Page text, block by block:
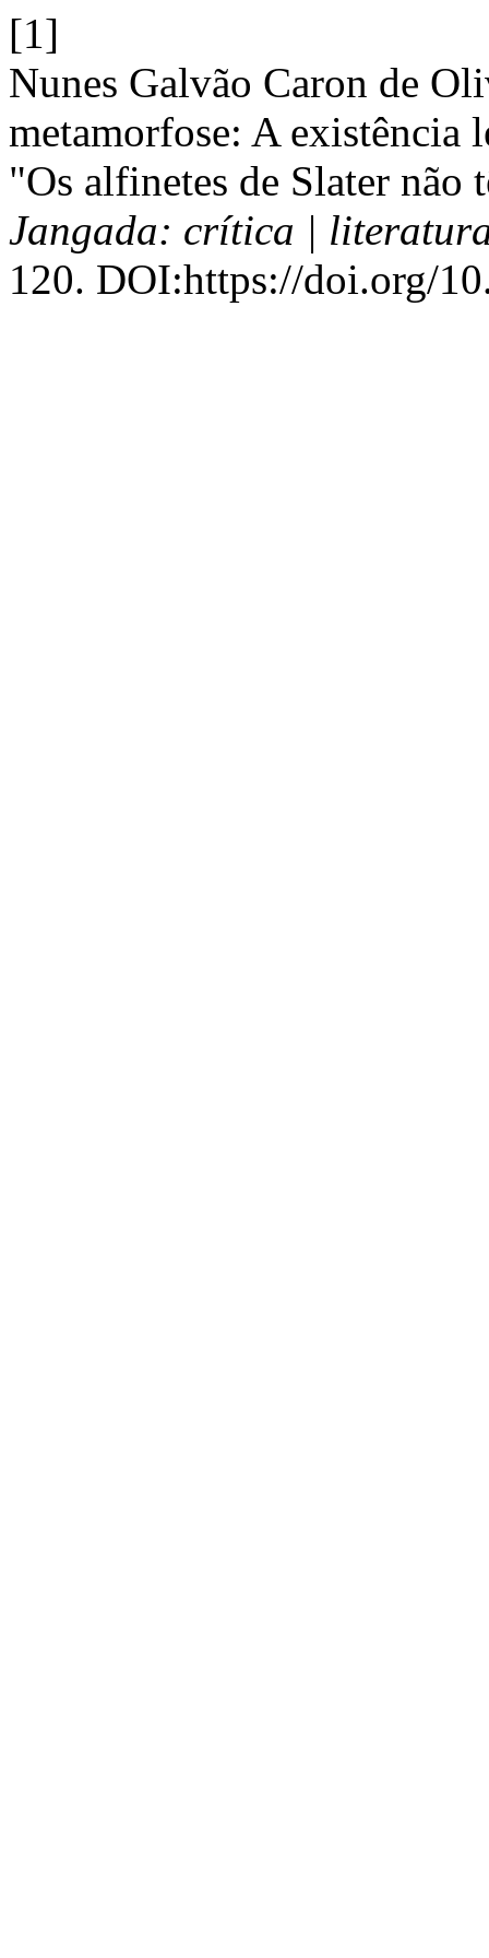
[1]
Nunes Galvão Caron de
metamorfose: A existência
"Os alfinetes de Slater
Jangada: crítica |
120. DOI:https://doi.org/